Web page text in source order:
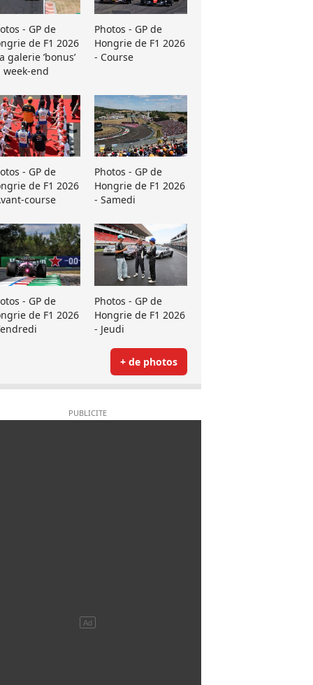
- GP de
de F1 2026
galerie ’bonus’
week-end
Photos - GP de
Hongrie de F1 2026
- Course
- GP de
de F1 2026
course
Photos - GP de
Hongrie de F1 2026
- Samedi
- GP de
de F1 2026
Photos - GP de
Hongrie de F1 2026
- Jeudi
+ de photos